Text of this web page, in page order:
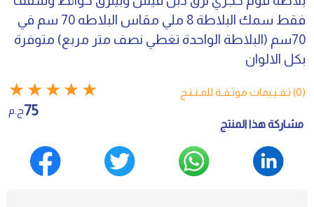
فقط سمك البلاطة 8 ملي مقاس البلاطه 70 سم في
70سم (البلاطة الواحدة تغطي نصف متر مربع) متوفرة
بكل الالوان
(0) تـقـيـيمات موثـقـة للمـنـتـج ★
★
★
★
★
75ج.م
مشاركة هذا المنتج